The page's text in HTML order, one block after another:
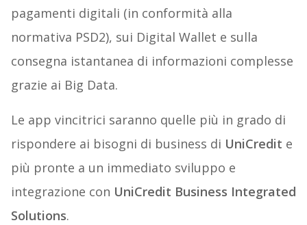
pagamenti digitali (in conformità alla
normativa PSD2), sui Digital Wallet e sulla
consegna istantanea di informazioni complesse
grazie ai Big Data.
Le app vincitrici saranno quelle più in grado di
rispondere ai bisogni di business di UniCredit e
più pronte a un immediato sviluppo e
integrazione con UniCredit Business Integrated
Solutions.